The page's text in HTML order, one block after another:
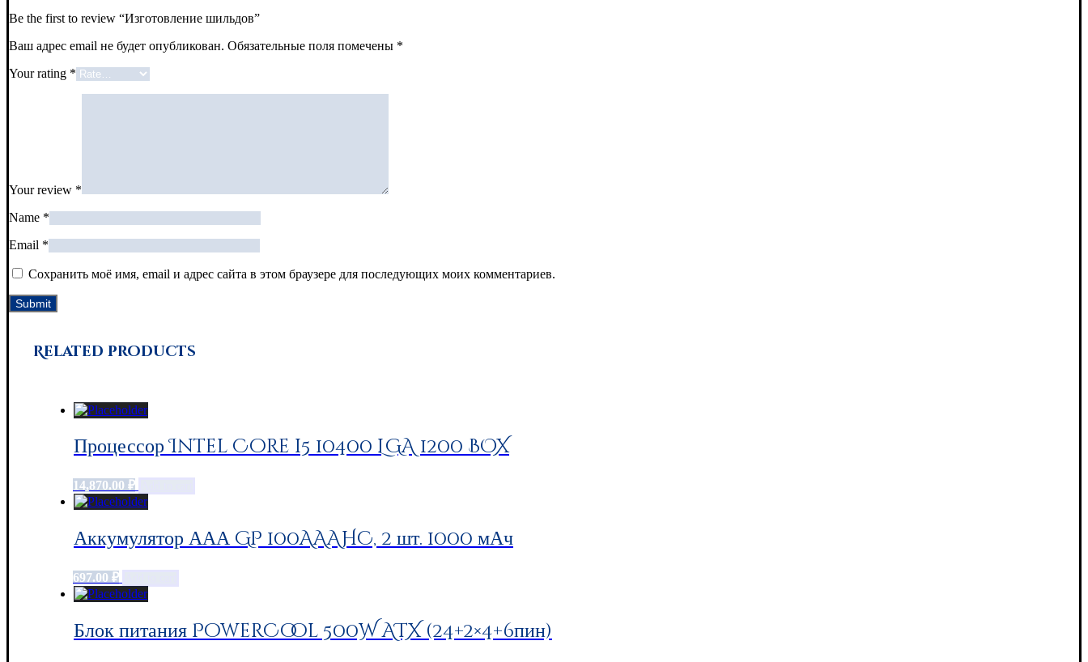
Be the first to review “Изготовление шильдов”
Ваш адрес email не будет опубликован. Обязательные поля помечены *
Your rating *
Your review *
Name *
Email *
Сохранить моё имя, email и адрес сайта в этом браузере для последующих моих комментариев.
Related products
Процессор Intel Core i5 10400 LGA 1200 BOX
14,870.00 ₽
Аккумулятор ААА GP 100AAAHC, 2 шт. 1000 мАч
697.00 ₽
Блок питания PowerCool 500W ATX (24+2×4+6пин)